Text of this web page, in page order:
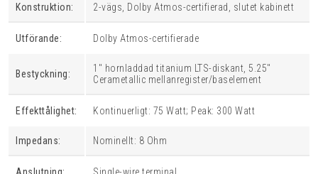
Konstruktion: 2-vägs, Dolby Atmos-certifierad, slutet kabinett
Utförande: Dolby Atmos-certifierade
Bestyckning:
1" hornladdad titanium LTS-diskant, 5.25"
Cerametallic mellanregister/baselement
Effekttålighet: Kontinuerligt: 75 Watt; Peak: 300 Watt
Impedans: Nominellt: 8 Ohm